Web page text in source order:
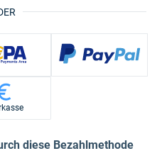
diese Bezahlmethode